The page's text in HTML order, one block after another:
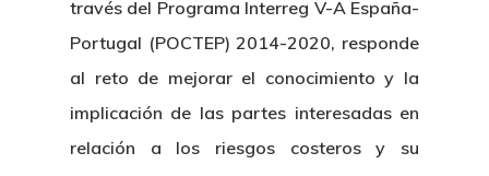
través del Programa Interreg V-A España-
Portugal (POCTEP) 2014-2020, responde
al reto de mejorar el conocimiento y la
implicación de las partes interesadas en
relación a los riesgos costeros y su